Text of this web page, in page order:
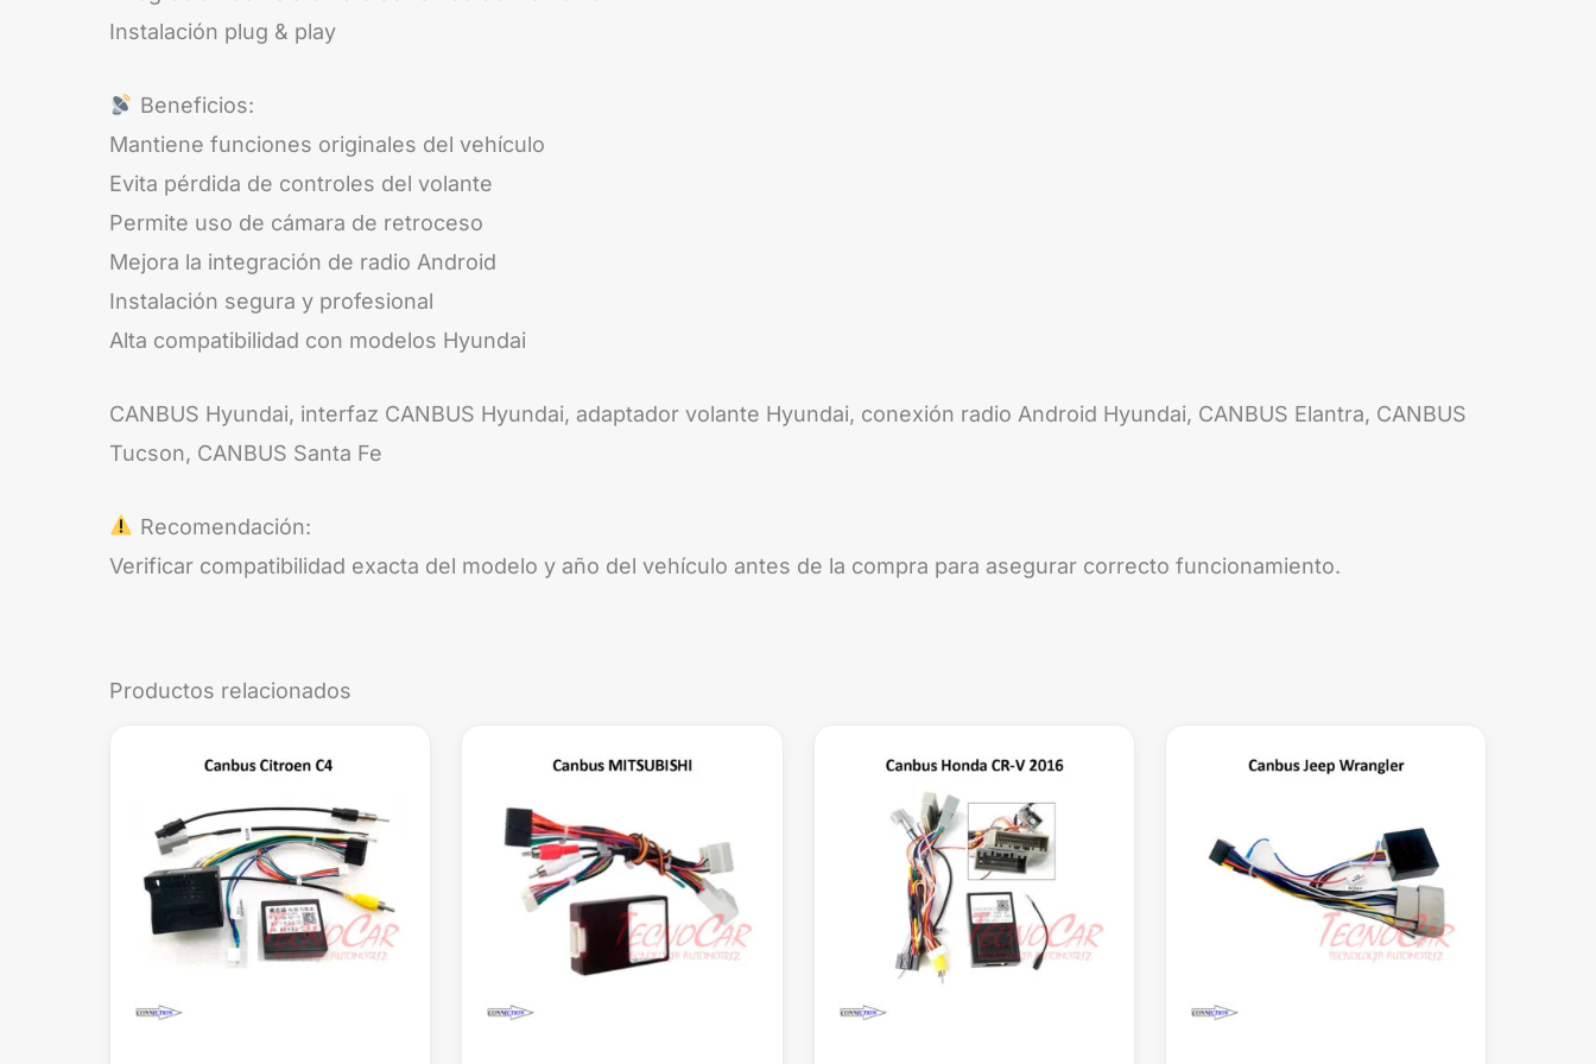
Instalación plug & play
Beneficios:
Mantiene funciones originales del vehículo
Evita pérdida de controles del volante
Permite uso de cámara de retroceso
Mejora la integración de radio Android
Instalación segura y profesional
Alta compatibilidad con modelos Hyundai
CANBUS Hyundai, interfaz CANBUS Hyundai, adaptador volante Hyundai, conexión radio Android Hyundai, CANBUS Elantra, CANBUS
Tucson, CANBUS Santa Fe
Recomendación:
Verificar compatibilidad exacta del modelo y año del vehículo antes de la compra para asegurar correcto funcionamiento.
Productos relacionados